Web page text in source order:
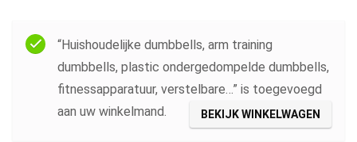
“Huishoudelijke dumbbells, arm training
dumbbells, plastic ondergedompelde dumbbells,
fitnessapparatuur, verstelbare…” is toegevoegd
aan uw winkelmand.
BEKIJK WINKELWAGEN